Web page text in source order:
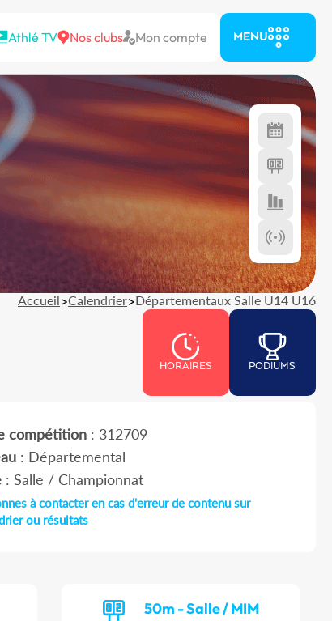
Athlé TV Nos clubs Mon compte MENU
Accueil>Calendrier>Départementaux Salle U14 U16
HORAIRES PODIUMS
compétition: 312709
: Départemental
: Salle / Championnat
à contacter en cas d'erreur de contenu sur
ou résultats
50m - Salle / MIM